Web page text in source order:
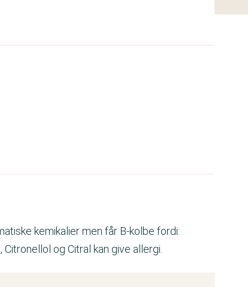
kemikalier men får B-kolbe fordi:
og Citral kan give allergi.